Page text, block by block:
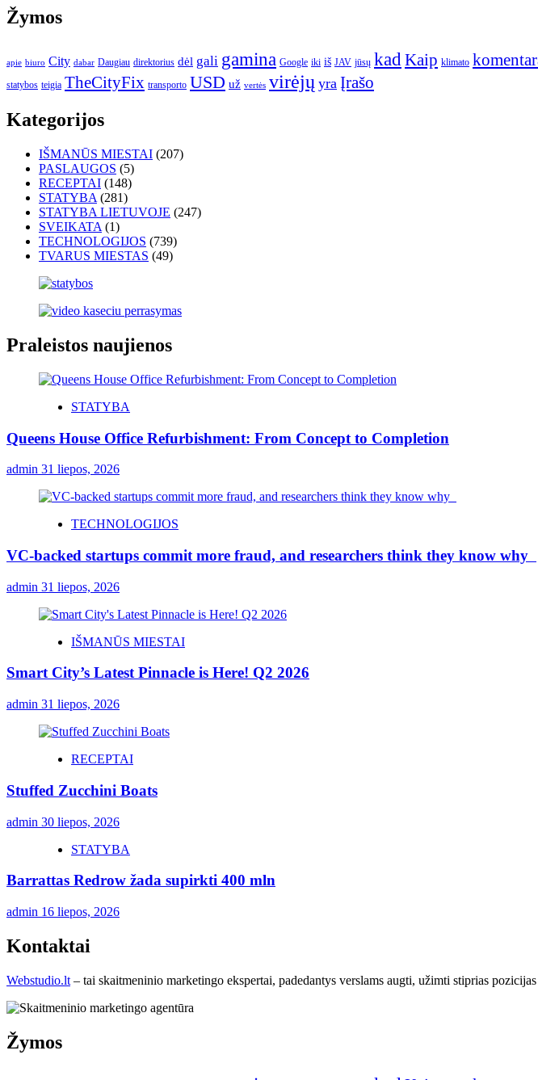
Žymos
apie biuro City dabar Daugiau direktorius dėl gali gamina Google iki iš JAV jūsų kad Kaip klimato
statybos teigia TheCityFix transporto USD už vertės virėjų yra Įrašo
Kategorijos
IŠMANŪS MIESTAI (207)
PASLAUGOS (5)
RECEPTAI (148)
STATYBA (281)
STATYBA LIETUVOJE (247)
SVEIKATA (1)
TECHNOLOGIJOS (739)
TVARUS MIESTAS (49)
Praleistos naujienos
STATYBA
Queens House Office Refurbishment: From Concept to Completion
admin 31 liepos, 2026
TECHNOLOGIJOS
VC-backed startups commit more fraud, and researchers think they know why
admin 31 liepos, 2026
IŠMANŪS MIESTAI
Smart City’s Latest Pinnacle is Here! Q2 2026
admin 31 liepos, 2026
RECEPTAI
Stuffed Zucchini Boats
admin 30 liepos, 2026
STATYBA
Barrattas Redrow žada supirkti 400 mln
admin 16 liepos, 2026
Kontaktai
Webstudio.lt – tai skaitmeninio marketingo ekspertai, padedantys verslams augti, užimti stiprias
Žymos